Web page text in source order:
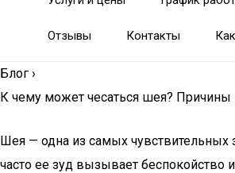
Отзывы Контакты
Блог ›
К чему может чесаться шея?
Шея — одна из самых чувствительных
часто ее зуд вызывает беспокойство